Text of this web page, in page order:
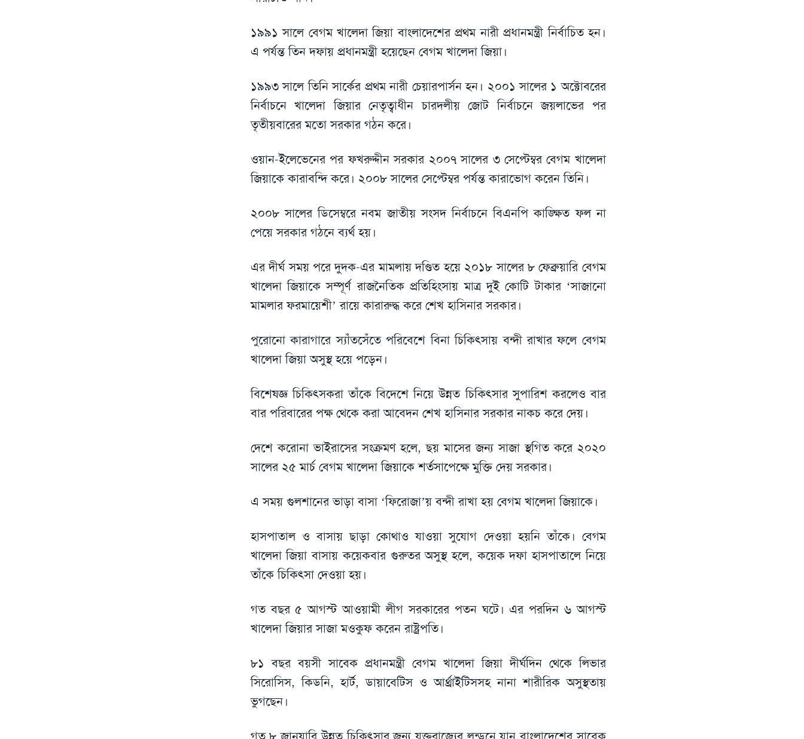
১৯৯১ সালে বেগম খালেদা জিয়া বাংলাদেশের প্রথম নারী প্রধানমন্ত্রী নির্বাচিত হন।
এ পর্যন্ত তিন দফায় প্রধানমন্ত্রী হয়েছেন বেগম খালেদা জিয়া।
১৯৯৩ সালে তিনি সার্কের প্রথম নারী চেয়ারপার্সন হন। ২০০১ সালের ১ অক্টোবরের
নির্বাচনে খালেদা জিয়ার নেতৃত্বাধীন চারদলীয় জোট নির্বাচনে জয়লাভের পর
তৃতীয়বারের মতো সরকার গঠন করে।
ওয়ান-ইলেভেনের পর ফখরুদ্দীন সরকার ২০০৭ সালের ৩ সেপ্টেম্বর বেগম খালেদা
জিয়াকে কারাবন্দি করে। ২০০৮ সালের সেপ্টেম্বর পর্যন্ত কারাভোগ করেন তিনি।
২০০৮ সালের ডিসেম্বরে নবম জাতীয় সংসদ নির্বাচনে বিএনপি কাঙ্ক্ষিত ফল না
পেয়ে সরকার গঠনে ব্যর্থ হয়।
এর দীর্ঘ সময় পরে দুদক-এর মামলায় দণ্ডিত হয়ে ২০১৮ সালের ৮ ফেব্রুয়ারি বেগম
খালেদা জিয়াকে সম্পূর্ণ রাজনৈতিক প্রতিহিংসায় মাত্র দুই কোটি টাকার ‘সাজানো
মামলার ফরমায়েশী’ রায়ে কারারুদ্ধ করে শেখ হাসিনার সরকার।
পুরোনো কারাগারে স্যাঁতসেঁতে পরিবেশে বিনা চিকিৎসায় বন্দী রাখার ফলে বেগম
খালেদা জিয়া অসুস্থ হয়ে পড়েন।
বিশেষজ্ঞ চিকিৎসকরা তাঁকে বিদেশে নিয়ে উন্নত চিকিৎসার সুপারিশ করলেও বার
বার পরিবারের পক্ষ থেকে করা আবেদন শেখ হাসিনার সরকার নাকচ করে দেয়।
দেশে করোনা ভাইরাসের সংক্রমণ হলে, ছয় মাসের জন্য সাজা স্থগিত করে ২০২০
সালের ২৫ মার্চ বেগম খালেদা জিয়াকে শর্তসাপেক্ষে মুক্তি দেয় সরকার।
এ সময় গুলশানের ভাড়া বাসা ‘ফিরোজা’য় বন্দী রাখা হয় বেগম খালেদা জিয়াকে।
হাসপাতাল ও বাসায় ছাড়া কোথাও যাওয়া সুযোগ দেওয়া হয়নি তাঁকে। বেগম
খালেদা জিয়া বাসায় কয়েকবার গুরুতর অসুস্থ হলে, কয়েক দফা হাসপাতালে নিয়ে
তাঁকে চিকিৎসা দেওয়া হয়।
গত বছর ৫ আগস্ট আওয়ামী লীগ সরকারের পতন ঘটে। এর পরদিন ৬ আগস্ট
খালেদা জিয়ার সাজা মওকুফ করেন রাষ্ট্রপতি।
৮১ বছর বয়সী সাবেক প্রধানমন্ত্রী বেগম খালেদা জিয়া দীর্ঘদিন থেকে লিভার
সিরোসিস, কিডনি, হার্ট, ডায়াবেটিস ও আর্থ্রাইটিসসহ নানা শারীরিক অসুস্থতায়
ভুগছেন।
গত ৮ জানুয়ারি উন্নত চিকিৎসার জন্য যুক্তরাজ্যের লন্ডনে যান বাংলাদেশের সাবেক